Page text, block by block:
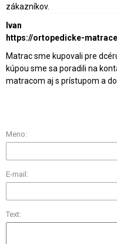
zákazníkov.
Ivan
https://ortopedicke-
Matrac sme kupovali pre
kúpou sme sa poradili na
matracom aj s prístupom a
Meno:
E-mail:
Text: